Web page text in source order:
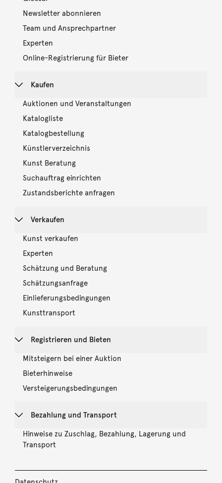
Newsletter abonnieren
Team und Ansprechpartner
Experten
Online-Registrierung für Bieter
Kaufen
Auktionen und Veranstaltungen
Katalogliste
Katalogbestellung
Künstlerverzeichnis
Kunst Beratung
Suchauftrag einrichten
Zustandsberichte anfragen
Verkaufen
Kunst verkaufen
Experten
Schätzung und Beratung
Schätzungsanfrage
Einlieferungsbedingungen
Kunsttransport
Registrieren und Bieten
Mitsteigern bei einer Auktion
Bieterhinweise
Versteigerungsbedingungen
Bezahlung und Transport
Hinweise zu Zuschlag, Bezahlung, Lagerung und
Transport